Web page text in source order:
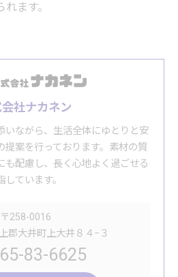
ます。
社ナカネン
いながら、生活全体にゆとりと安
提案を行っております。素材の質
も配慮し、長く心地よく過ごせる
ています。
〒258-0016
郡大井町上大井８４−３
83-6625